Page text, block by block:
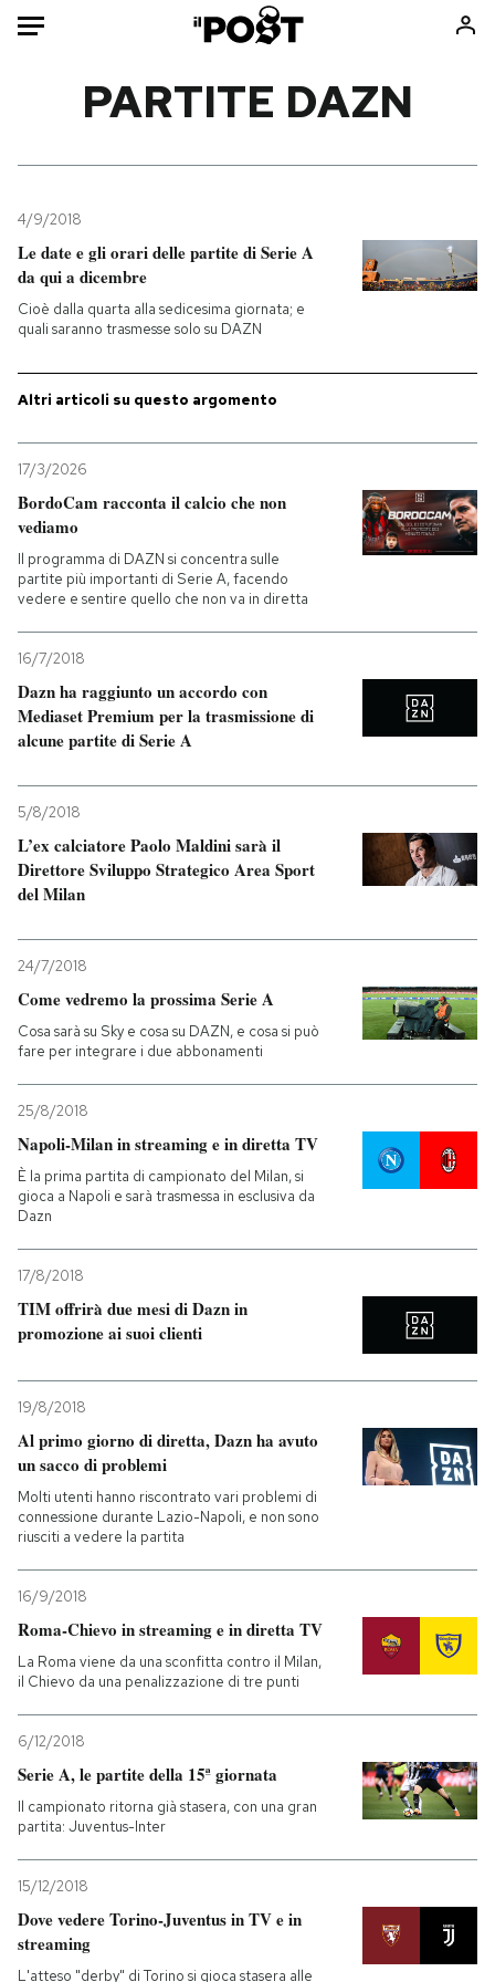
Mondo
Politica
Tecnologia
Internet
Cultura
Economia
Sport
Consumismi
Ok Boomer!
Europa
Mondiali calcio 2026
PODCAST
NEWSLETTER
I MIEI PREFERITI
AREA PERSONALE
PARTITE DAZN
4/9/2018
Le date e gli orari delle partite di Serie A
da qui a dicembre
Cioè dalla quarta alla sedicesima giornata; e
quali saranno trasmesse solo su DAZN
Altri articoli su questo argomento
17/3/2026
BordoCam racconta il calcio che non
vediamo
Il programma di DAZN si concentra sulle
partite più importanti di Serie A, facendo
vedere e sentire quello che non va in diretta
16/7/2018
Dazn ha raggiunto un accordo con
Mediaset Premium per la trasmissione di
alcune partite di Serie A
5/8/2018
L’ex calciatore Paolo Maldini sarà il
Direttore Sviluppo Strategico Area Sport
del Milan
24/7/2018
Come vedremo la prossima Serie A
Cosa sarà su Sky e cosa su DAZN, e cosa si può
fare per integrare i due abbonamenti
25/8/2018
Napoli-Milan in streaming e in diretta TV
È la prima partita di campionato del Milan, si
gioca a Napoli e sarà trasmessa in esclusiva da
Dazn
17/8/2018
TIM offrirà due mesi di Dazn in
promozione ai suoi clienti
19/8/2018
Al primo giorno di diretta, Dazn ha avuto
un sacco di problemi
Molti utenti hanno riscontrato vari problemi di
connessione durante Lazio-Napoli, e non sono
riusciti a vedere la partita
16/9/2018
Roma-Chievo in streaming e in diretta TV
La Roma viene da una sconfitta contro il Milan,
il Chievo da una penalizzazione di tre punti
6/12/2018
Serie A, le partite della 15ª giornata
Il campionato ritorna già stasera, con una gran
partita: Juventus-Inter
15/12/2018
Dove vedere Torino-Juventus in TV e in
streaming
L'atteso "derby" di Torino si gioca stasera alle